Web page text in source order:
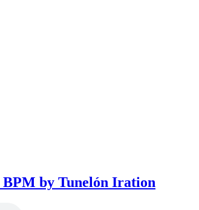
BPM by Tunelón Iration